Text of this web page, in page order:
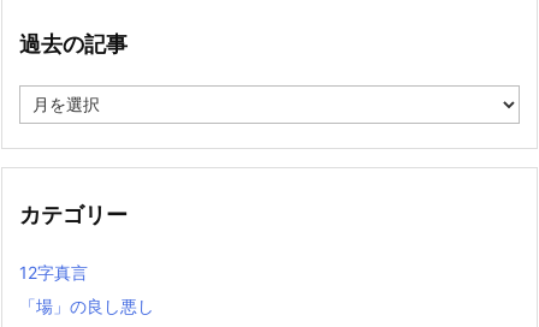
過去の記事
去
記
カテゴリー
12字真言
「場」の良し悪し